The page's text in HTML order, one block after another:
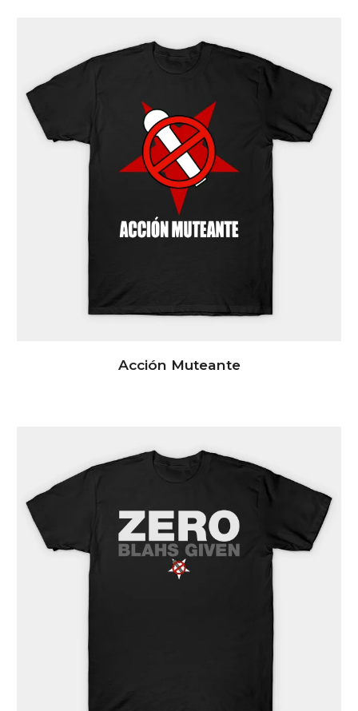
Acción Muteante